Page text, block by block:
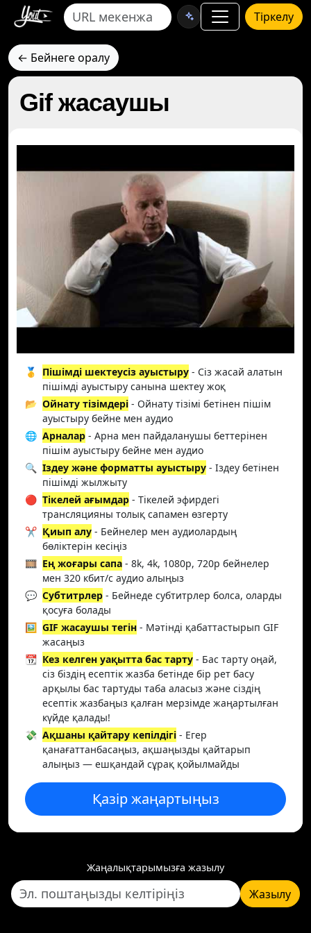
Тіркелу
← Бейнеге оралу
Gif жасаушы
🥇 Пішімді шектеусіз ауыстыру - Сіз жасай алатын
пішімді ауыстыру санына шектеу жоқ
📂 Ойнату тізімдері - Ойнату тізімі бетінен пішім
ауыстыру бейне мен аудио
🌐 Арналар - Арна мен пайдаланушы беттерінен
пішім ауыстыру бейне мен аудио
🔍 Іздеу және форматты ауыстыру - Іздеу бетінен
пішімді жылжыту
🔴 Тікелей ағымдар - Тікелей эфирдегі
трансляцияны толық сапамен өзгерту
✂️ Қиып алу - Бейнелер мен аудиолардың
бөліктерін кесіңіз
🎞️ Ең жоғары сапа - 8k, 4k, 1080p, 720p бейнелер
мен 320 кбит/с аудио алыңыз
💬 Субтитрлер - Бейнеде субтитрлер болса, оларды
қосуға болады
🖼️ GIF жасаушы тегін - Мәтінді қабаттастырып GIF
жасаңыз
📆 Кез келген уақытта бас тарту - Бас тарту оңай,
сіз біздің есептік жазба бетінде бір рет басу
арқылы бас тартуды таба аласыз және сіздің
есептік жазбаңыз қалған мерзімде жаңартылған
күйде қалады!
💸 Ақшаны қайтару кепілдігі - Егер
қанағаттанбасаңыз, ақшаңызды қайтарып
алыңыз — ешқандай сұрақ қойылмайды
Қазір жаңартыңыз
Жаңалықтарымызға жазылу
Жазылу